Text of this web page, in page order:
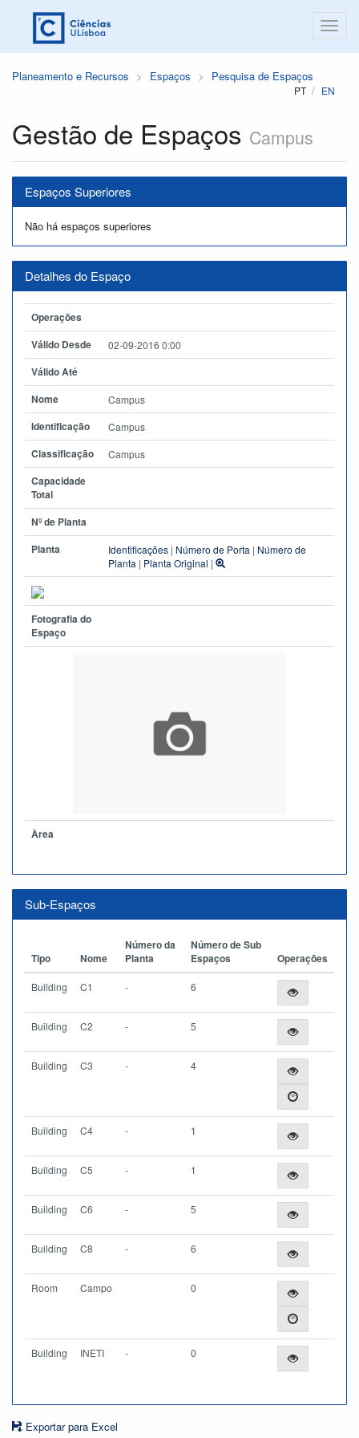
Planeamento e Recursos Espaços Pesquisa de Espaços
PT EN
Gestão de Espaços Campus
Espaços Superiores
Não há espaços superiores
Detalhes do Espaço
Operações
Válido Desde
02-09-2016 0:00
Válido Até
Nome
Campus
Identificação Campus
Classificação Campus
Capacidade
Total
Nº de Planta
Planta
Identificações | Número de Porta | Número de
Planta | Planta Original |
Fotografia do
Espaço
Àrea
Sub-Espaços
Tipo Nome
Número da
Planta
Número de Sub
Espaços
Operações
Building C1 - 6
Building C2 - 5
Building C3 - 4
Building C4 - 1
Building C5 - 1
Building C6 - 5
Building C8 - 6
Room Campo 0
Building INETI - 0
Exportar para Excel